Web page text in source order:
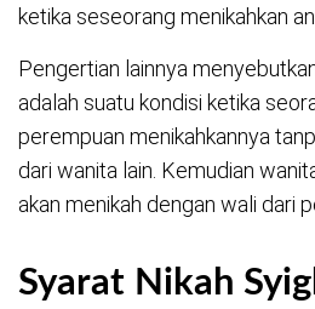
ketika seseorang menikahkan
Pengertian lainnya
adalah suatu kondisi ketika
perempuan menikahkannya
dari wanita lain. Kemudian
akan menikah dengan wali dari
Syarat Nikah